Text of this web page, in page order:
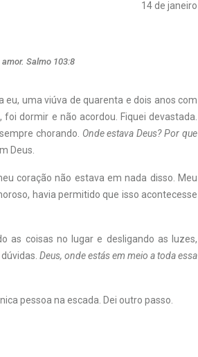
14 de janeiro
Salmo 103:8
uma viúva de quarenta e dois anos com
dormir e não acordou. Fiquei devastada.
chorando. Onde estava Deus? Por que
Deus.
coração não estava em nada disso. Meu
havia permitido que isso acontecesse
as coisas no lugar e desligando as luzes,
Deus, onde estás em meio a toda essa
pessoa na escada. Dei outro passo.